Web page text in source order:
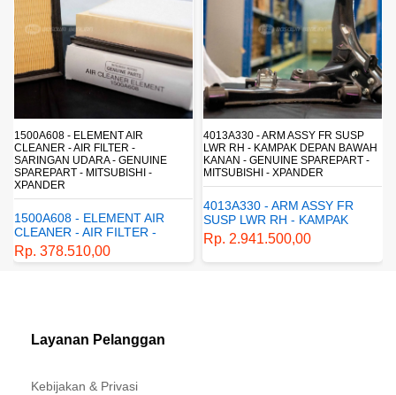
1500A608 - ELEMENT AIR
CLEANER - AIR FILTER -
SARINGAN UDARA - GENUINE
SPAREPART - MITSUBISHI -
XPANDER
1500A608 - ELEMENT AIR
CLEANER - AIR FILTER -
SARINGAN UDARA -
GENUINE SPAREPART -
Rp. 378.510,00
4013A330 - ARM ASSY FR SUSP
LWR RH - KAMPAK DEPAN BAWAH
KANAN - GENUINE SPAREPART -
MITSUBISHI - XPANDER
4013A330 - ARM ASSY FR
SUSP LWR RH - KAMPAK
DEPAN BAWAH KANAN -
GENUINE SPAREPART -
MITSUBISHI - XPANDER
Rp. 2.941.500,00
Layanan Pelanggan
Kebijakan & Privasi